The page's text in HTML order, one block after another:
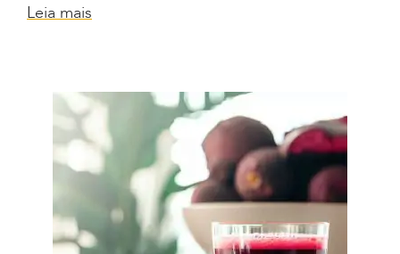
Leia mais